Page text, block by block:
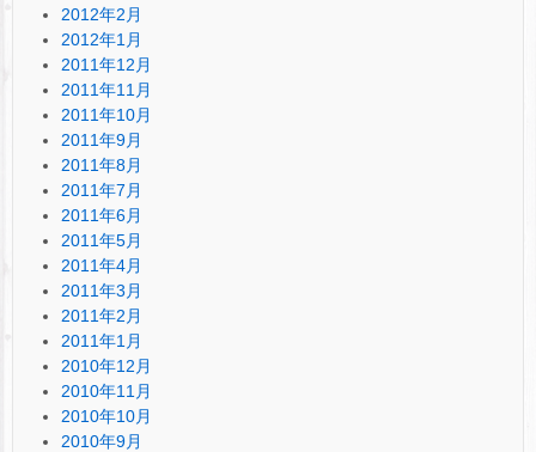
2012年2月
2012年1月
2011年12月
2011年11月
2011年10月
2011年9月
2011年8月
2011年7月
2011年6月
2011年5月
2011年4月
2011年3月
2011年2月
2011年1月
2010年12月
2010年11月
2010年10月
2010年9月